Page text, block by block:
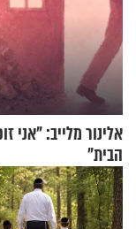
אלינור מלייב:
הבית"